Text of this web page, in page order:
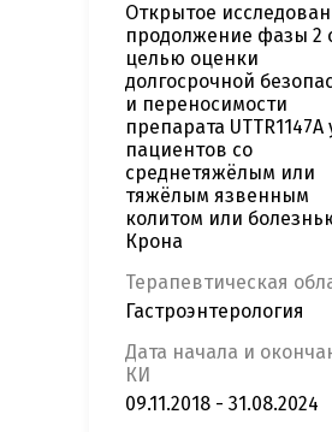
Открытое
продолжение фазы 2
целью оценки
долгосрочной
и переносимости
препарата UTTR1147A
пациентов со
среднетяжёлым или
тяжёлым язвенным
колитом или
Крона
Терапевтическая
Гастроэнтерология
Дата начала и
КИ
09.11.2018 - 31.08.2024